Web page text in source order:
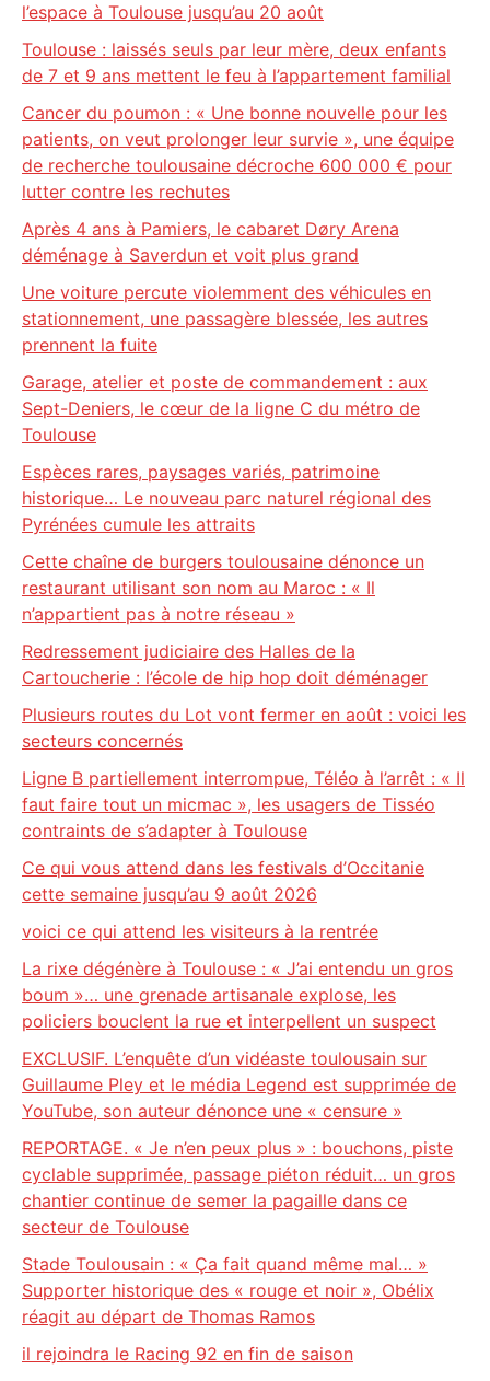
l’espace à Toulouse jusqu’au 20 août
Toulouse : laissés seuls par leur mère, deux enfants
de 7 et 9 ans mettent le feu à l’appartement familial
Cancer du poumon : « Une bonne nouvelle pour les
patients, on veut prolonger leur survie », une équipe
de recherche toulousaine décroche 600 000 € pour
lutter contre les rechutes
Après 4 ans à Pamiers, le cabaret Døry Arena
déménage à Saverdun et voit plus grand
Une voiture percute violemment des véhicules en
stationnement, une passagère blessée, les autres
prennent la fuite
Garage, atelier et poste de commandement : aux
Sept-Deniers, le cœur de la ligne C du métro de
Toulouse
Espèces rares, paysages variés, patrimoine
historique… Le nouveau parc naturel régional des
Pyrénées cumule les attraits
Cette chaîne de burgers toulousaine dénonce un
restaurant utilisant son nom au Maroc : « Il
n’appartient pas à notre réseau »
Redressement judiciaire des Halles de la
Cartoucherie : l’école de hip hop doit déménager
Plusieurs routes du Lot vont fermer en août : voici les
secteurs concernés
Ligne B partiellement interrompue, Téléo à l’arrêt : « Il
faut faire tout un micmac », les usagers de Tisséo
contraints de s’adapter à Toulouse
Ce qui vous attend dans les festivals d’Occitanie
cette semaine jusqu’au 9 août 2026
voici ce qui attend les visiteurs à la rentrée
La rixe dégénère à Toulouse : « J’ai entendu un gros
boum »… une grenade artisanale explose, les
policiers bouclent la rue et interpellent un suspect
EXCLUSIF. L’enquête d’un vidéaste toulousain sur
Guillaume Pley et le média Legend est supprimée de
YouTube, son auteur dénonce une « censure »
REPORTAGE. « Je n’en peux plus » : bouchons, piste
cyclable supprimée, passage piéton réduit… un gros
chantier continue de semer la pagaille dans ce
secteur de Toulouse
Stade Toulousain : « Ça fait quand même mal… »
Supporter historique des « rouge et noir », Obélix
réagit au départ de Thomas Ramos
il rejoindra le Racing 92 en fin de saison